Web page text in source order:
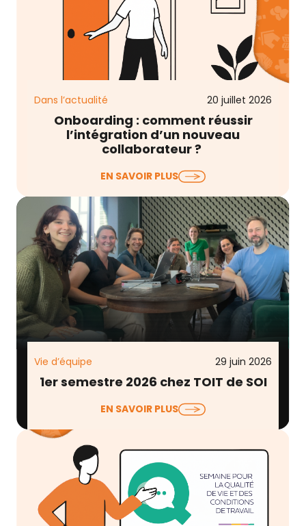
Dans l’actualité 20 juillet 2026
Onboarding : comment réussir
l’intégration d’un nouveau
collaborateur ?
Lorsqu’on évoque l’onboarding collaborateur, on
pense souvent au livret d’accueil, à la remise du
matériel, à…
EN SAVOIR PLUS
Vie d’équipe 29 juin 2026
1er semestre 2026 chez TOIT de SOI
Entre les engagements de fond (RSE, RGPD) et le
développement de nos offres et de notre réseau,
…
EN SAVOIR PLUS